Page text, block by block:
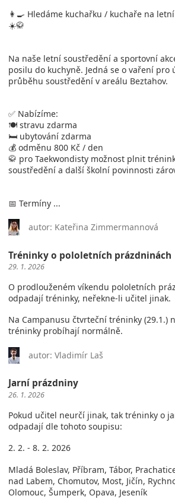
👩‍🍳 Hledáme kuchařku / kuchaře na
☀️🥋
Na naše letní soustředění a sportovní
posilu do kuchyně. Jedná se o vaření pro
průběhu soustředění v areálu Beztahov.
✅ Nabízíme:
🍽️ stravu zdarma
🛏️ ubytování zdarma
💰 odměnu 800 Kč / den
🥋 pro Taekwondisty možnost plnit
soustředění a další školní povinnosti
📅 Termíny ...
autor: Kateřina Zimmermannová
Tréninky o pololetních prázdninách
29. 1. 2026
O prodlouženém víkendu pololetních
odpadají tréninky, neřekne-li učitel jinak.
Na Campanusu čtvrteční tréninky (29.1.)
tréninky probíhají normálně.
autor: Vladimír Laš
Jarní prázdniny
26. 1. 2026
Pokud učitel neurčí jinak, tak tréninky o
odpadají dle tohoto soupisu:
2. 2. - 8. 2. 2026
Mladá Boleslav, Příbram, Tábor,
nad Labem, Chomutov, Most, Jičín,
Olomouc, Šumperk, Opava, Jeseník